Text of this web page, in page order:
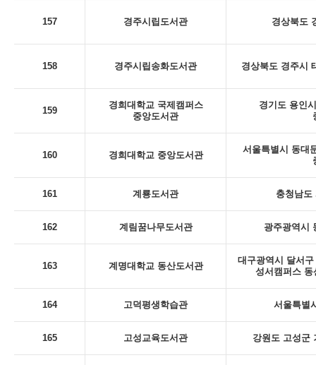
157 경주시립도서관 경상북도
158 경주시립송화도서관 경상북도 경주시
159
경희대학교 국제캠퍼스
중앙도서관
경기도 용인
160 경희대학교 중앙도서관
서울특별시 동대
161 계룡도서관 충청남도
162 계림꿈나무도서관 광주광역시
163 계명대학교 동산도서관
대구광역시 달서
성서캠퍼스 동
164 고덕평생학습관 서울특별
165 고성교육도서관 강원도 고성군